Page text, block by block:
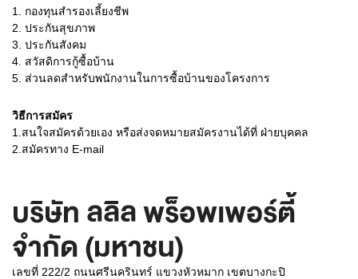
1. กองทุนสำรองเลี้ยงชีพ
2. ประกันสุขภาพ
3. ประกันสังคม
4. สวัสดิการกู้ซื้อบ้าน
5. ส่วนลดสำหรับพนักงานในการซื้อบ้านของโครงการ
วิธีการสมัคร
1.สนใจสมัครด้วยเอง หรือส่งจดหมายสมัครงานได้ที่ ฝ่ายบุคคล
2.สมัครทาง E-mail
บริษัท ลลิล พร็อพเพอร์ตี้
จำกัด (มหาชน)
เลขที่ 222/2 ถนนศรีนครินทร์ แขวงหัวหมาก เขตบางกะปิ